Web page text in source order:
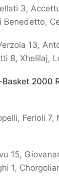
3,
Benedetto,
13,
8, Xhelilaj,
2000
Ferioli 7,
15,
1,